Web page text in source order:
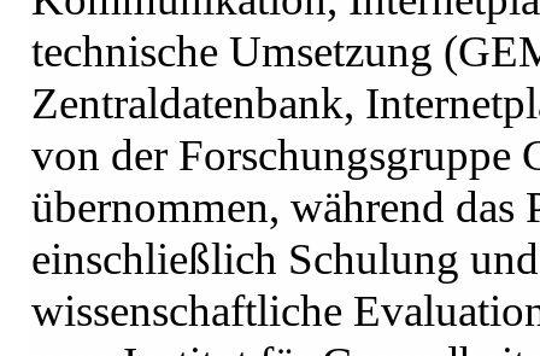
technische Umsetzung
Zentraldatenbank,
von der Forschungsgruppe
übernommen, während das
einschließlich Schulung
wissenschaftliche